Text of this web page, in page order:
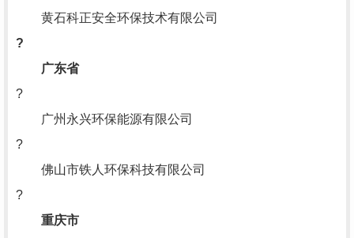
黄石科正安全环保技术有限公司
?
广东省
?
广州永兴环保能源有限公司
?
佛山市铁人环保科技有限公司
?
重庆市